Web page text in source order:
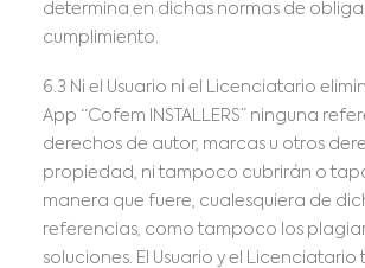
determina en dichas normas de
cumplimiento.
6.3 Ni el Usuario ni el Licenciatario
App “Cofem INSTALLERS” ninguna
derechos de autor, marcas u otros
propiedad, ni tampoco cubrirán o
manera que fuere, cualesquiera de
referencias, como tampoco los
soluciones. El Usuario y el